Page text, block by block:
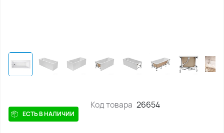
ЕСТЬ В НАЛИЧИИ
Код товара 26654